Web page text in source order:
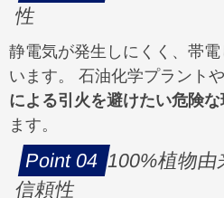
性
静電気が発生しにくく、帯
います。 石油化学プラント
による引火を避けたい危険
ます。
100%植物由
信頼性